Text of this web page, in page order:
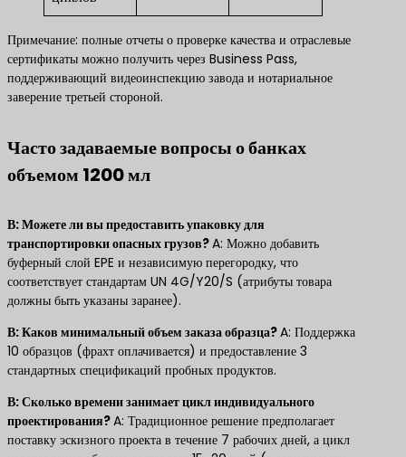
Примечание: полные отчеты о проверке качества и отраслевые
сертификаты можно получить через Business Pass,
поддерживающий видеоинспекцию завода и нотариальное
заверение третьей стороной.
Часто задаваемые вопросы о банках
объемом 1200 мл
​В: Можете ли вы предоставить упаковку для
транспортировки опасных грузов? ​A: Можно добавить
буферный слой EPE и независимую перегородку, что
соответствует стандартам UN 4G/Y20/S (атрибуты товара
должны быть указаны заранее).
​В: Каков минимальный объем заказа образца? ​A: Поддержка
10 образцов (фрахт оплачивается) и предоставление 3
стандартных спецификаций пробных продуктов.
​В: Сколько времени занимает цикл индивидуального
проектирования? ​A: Традиционное решение предполагает
поставку эскизного проекта в течение 7 рабочих дней, а цикл